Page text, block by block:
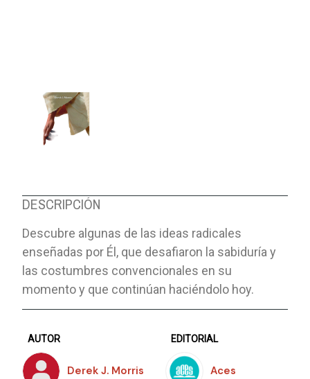
DESCRIPCIÓN
Descubre algunas de las ideas radicales
enseñadas por Él, que desafiaron la sabiduría y
las costumbres convencionales en su
momento y que continúan haciéndolo hoy.
AUTOR
Derek J. Morris
EDITORIAL
Aces